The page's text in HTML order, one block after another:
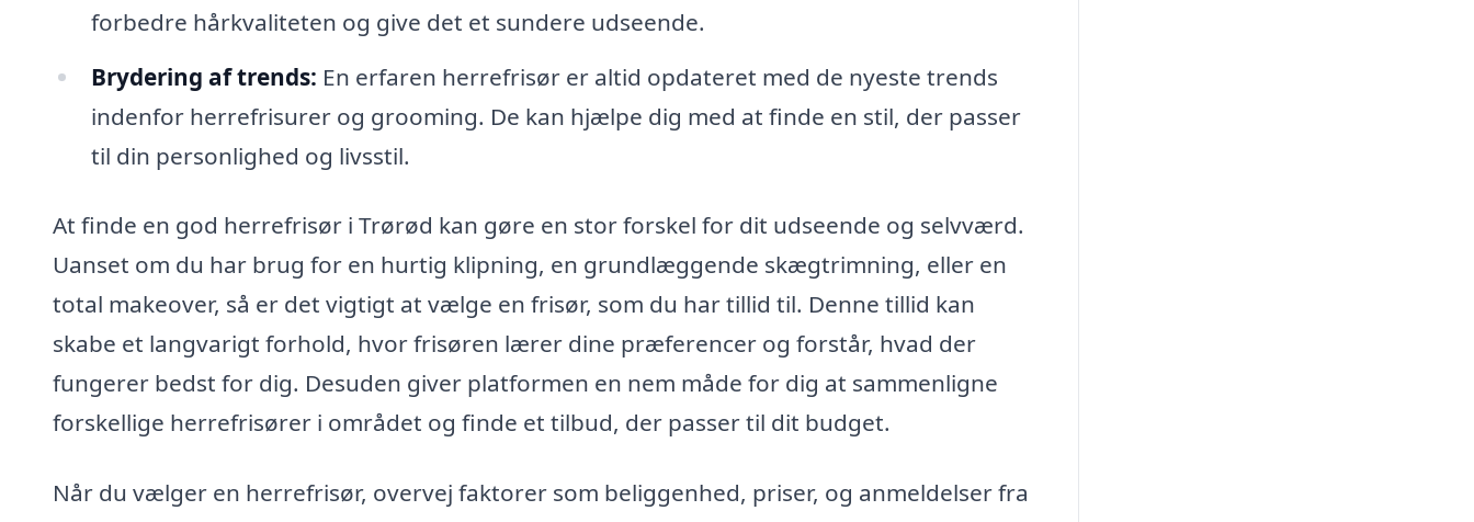
forbedre hårkvaliteten og give det et sundere udseende.
Brydering af trends: En erfaren herrefrisør er altid opdateret med de nyeste trends
indenfor herrefrisurer og grooming. De kan hjælpe dig med at finde en stil, der passer
til din personlighed og livsstil.
At finde en god herrefrisør i Trørød kan gøre en stor forskel for dit udseende og selvværd.
Uanset om du har brug for en hurtig klipning, en grundlæggende skægtrimning, eller en
total makeover, så er det vigtigt at vælge en frisør, som du har tillid til. Denne tillid kan
skabe et langvarigt forhold, hvor frisøren lærer dine præferencer og forstår, hvad der
fungerer bedst for dig. Desuden giver platformen en nem måde for dig at sammenligne
forskellige herrefrisører i området og finde et tilbud, der passer til dit budget.
Når du vælger en herrefrisør, overvej faktorer som beliggenhed, priser, og anmeldelser fra